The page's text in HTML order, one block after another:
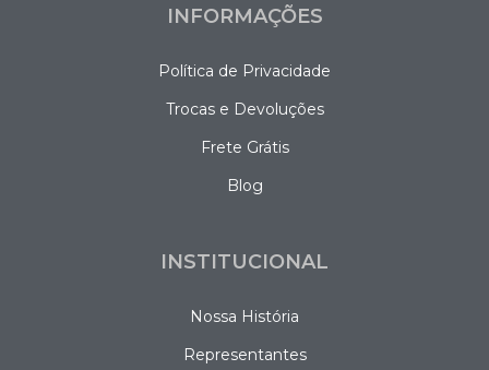
INFORMAÇÕES
Política de Privacidade
Trocas e Devoluções
Frete Grátis
Blog
INSTITUCIONAL
Nossa História
Representantes